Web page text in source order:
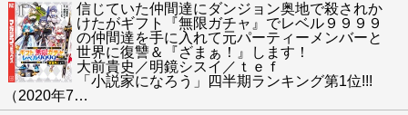
信じていた仲間達にダンジョン奥地で殺されか
けたがギフト『無限ガチャ』でレベル９９９９
の仲間達を手に入れて元パーティーメンバーと
世界に復讐＆『ざまぁ！』します！
大前貴史／明鏡シスイ／ｔｅｆ
「小説家になろう」四半期ランキング第1位!!!
（2020年7…